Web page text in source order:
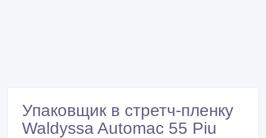
Упаковщик в стретч-пленку
Waldyssa Automac 55 Piu